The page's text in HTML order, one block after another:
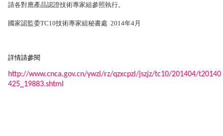
請各對應產品認證技術專家組參照執行。
國家認監委TC10技術專家組秘書處 2014年4 月
詳情請參閱
http://www.cnca.gov.cn/ywzl/rz/qzxcpzl/jszjz/tc10/201404/t20140
425_19883.shtml